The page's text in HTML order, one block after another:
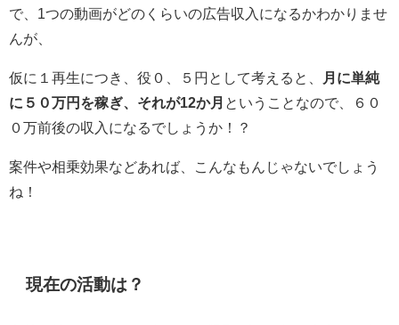
で、1つの動画がどのくらいの広告収入になるかわかりませ
んが、
仮に１再生につき、役０、５円として考えると、
月に単純
に５０万円を稼ぎ、それが12か月 ということなので、６０
０万前後の収入になるでしょうか！？
案件や相乗効果などあれば、こんなもんじゃないでしょう
ね！
現在の活動は？